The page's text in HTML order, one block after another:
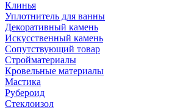
Клинья
Уплотнитель для ванны
Декоративный камень
Искусственный камень
Сопутствующий товар
Стройматериалы
Кровельные материалы
Мастика
Рубероид
Стеклоизол